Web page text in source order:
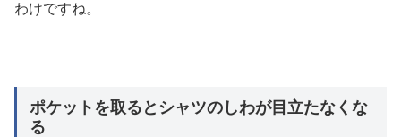
わけですね。
ポケットを取るとシャツのしわが目立たなくな
る